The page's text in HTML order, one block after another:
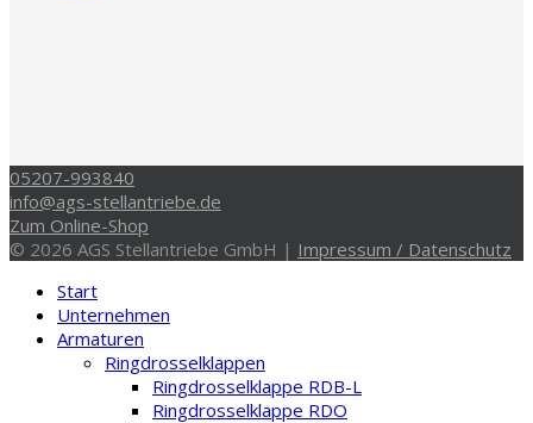
05207-993840
info@ags-stellantriebe.de
Zum Online-Shop
© 2026 AGS Stellantriebe GmbH | Impressum / Datenschutz
Start
Unternehmen
Armaturen
Ringdrosselklappen
Ringdrosselklappe RDB-L
Ringdrosselklappe RDO